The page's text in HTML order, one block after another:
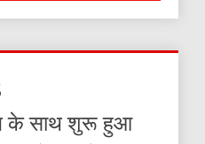
के साथ शुरू हुआ